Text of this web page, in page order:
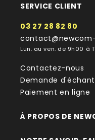
Notre sélection
avec compartiment
rembourré pour un
sortie USB, et des
valeur, il devient
SERVICE CLIENT
03 27 28 82 80
Lun. au ven. de 9h00 à
Contactez-nous
Demande
Paiement en ligne
À PROPOS DE